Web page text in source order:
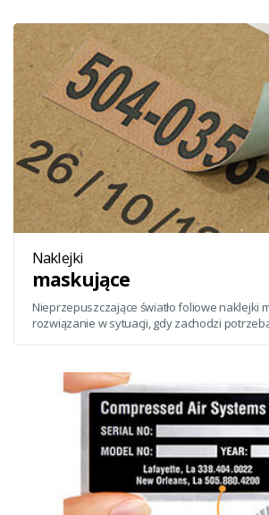
Naklejki
maskujące
Nieprzepuszczające światło foliowe naklejki
rozwiązanie w sytuacji, gdy zachodzi
naklejki samoprzylepnej
witrynach sklepowych.